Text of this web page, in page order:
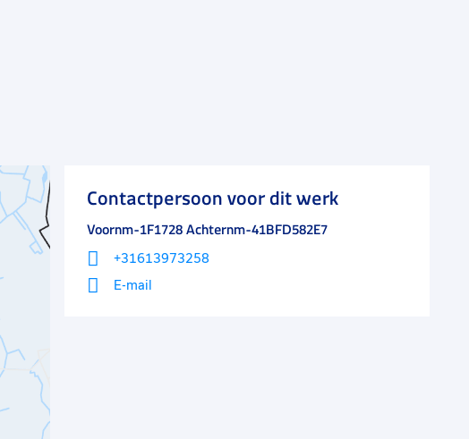
Contactpersoon voor dit werk
Voornm-1F1728 Achternm-41BFD582E7
+31613973258
E-mail